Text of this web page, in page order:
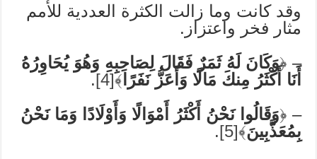
وقد كانت وما زالت الكثرة العددية للأمم
مثار فخر واعتزاز.
– ﴿وَكَانَ لَهُ ثَمَرٌ فَقَالَ لِصَاحِبِهِ وَهُوَ يُحَاوِرُهُ
أَنَا أَكْثَرُ مِنكَ مَالًا وَأَعَزُّ نَفَرًا ﴾[4]
.
– ﴿وَقَالُوا نَحْنُ أَكْثَرُ أَمْوَالًا وَأَوْلَادًا وَمَا نَحْنُ
بِمُعَذَّبِينَ﴾[5]
.